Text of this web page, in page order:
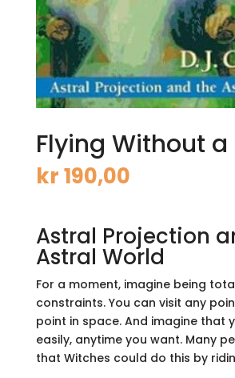
Flying Without a
kr190,00
Astral Projection
Astral World
For a moment, imagine being
constraints. You can visit any
point in space. And imagine that
easily, anytime you want. Many
that Witches could do this by